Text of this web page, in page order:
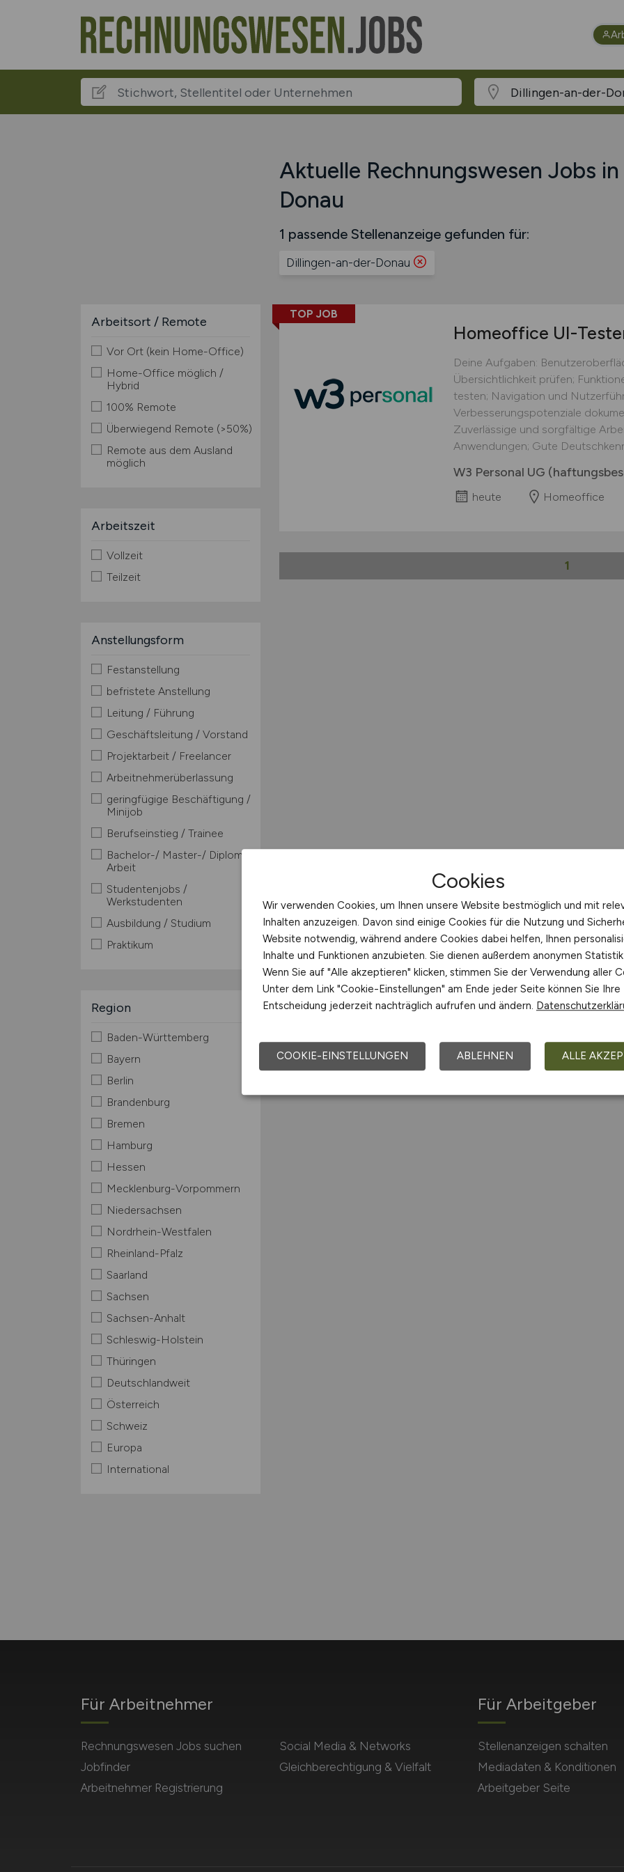
Aktuelle Rechnungswesen Jobs
Donau
1 passende Stellenanzeige gefunden für:
Dillingen-an-der-Donau
Arbeitsort / Remote
Vor Ort (kein Home-Office)
Home-Office möglich /
Hybrid
100% Remote
Überwiegend Remote (>50%)
Remote aus dem Ausland
möglich
Arbeitszeit
Vollzeit
Teilzeit
Anstellungsform
Festanstellung
befristete Anstellung
Leitung / Führung
Geschäftsleitung / Vorstand
Projektarbeit / Freelancer
Arbeitnehmerüberlassung
geringfügige Beschäftigung /
Minijob
Berufseinstieg / Trainee
Bachelor-/ Master-/ Diplom-
Arbeit
Studentenjobs /
Werkstudenten
Ausbildung / Studium
Praktikum
Region
Baden-Württemberg
Bayern
Berlin
Brandenburg
Bremen
Hamburg
Hessen
Mecklenburg-Vorpommern
Niedersachsen
Nordrhein-Westfalen
Rheinland-Pfalz
Saarland
Sachsen
Sachsen-Anhalt
Schleswig-Holstein
Thüringen
Deutschlandweit
Österreich
Schweiz
Europa
International
TOP JOB
Homeoffice UI-
Deine Aufgaben:
Übersichtlichkeit prüfen;
testen; Navigation und
Verbesserungspotenziale
Zuverlässige und sorgfältige
Anwendungen; Gute
W3 Personal UG
heute Homeoffice
1
Für Arbeitnehmer
Rechnungswesen Jobs suchen
Jobfinder
Arbeitnehmer Registrierung
Social Media & Networks
Gleichberechtigung & Vielfalt
Für Arbeitgeber
Stellenanzeigen schalten
Mediadaten & Konditionen
Arbeitgeber Seite
Cookies
Wir verwenden Cookies, um Ihnen unsere Website bestmöglich und mit
Inhalten anzuzeigen. Davon sind einige Cookies für die Nutzung und
Website notwendig, während andere Cookies dabei helfen, Ihnen
Inhalte und Funktionen anzubieten. Sie dienen außerdem anonymen
Wenn Sie auf "Alle akzeptieren" klicken, stimmen Sie der Verwendung aller
Unter dem Link "Cookie-Einstellungen" am Ende jeder Seite können Sie Ihre
Entscheidung jederzeit nachträglich aufrufen und ändern.
COOKIE-EINSTELLUNGEN ABLEHNEN ALLE